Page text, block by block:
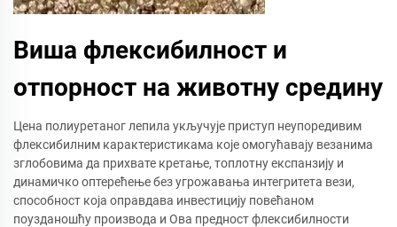
Виша флексибилност и
отпорност на животну средину
Цена полиуретаног лепила укључује приступ неупоредивим
флексибилним карактеристикама које омогућавају везанима
зглобовима да прихвате кретање, топлотну експанзију и
динамичко оптерећење без угрожавања интегритета вези,
способност која оправдава инвестицију повећаном
поузданошћу производа и Ова предност флексибилности